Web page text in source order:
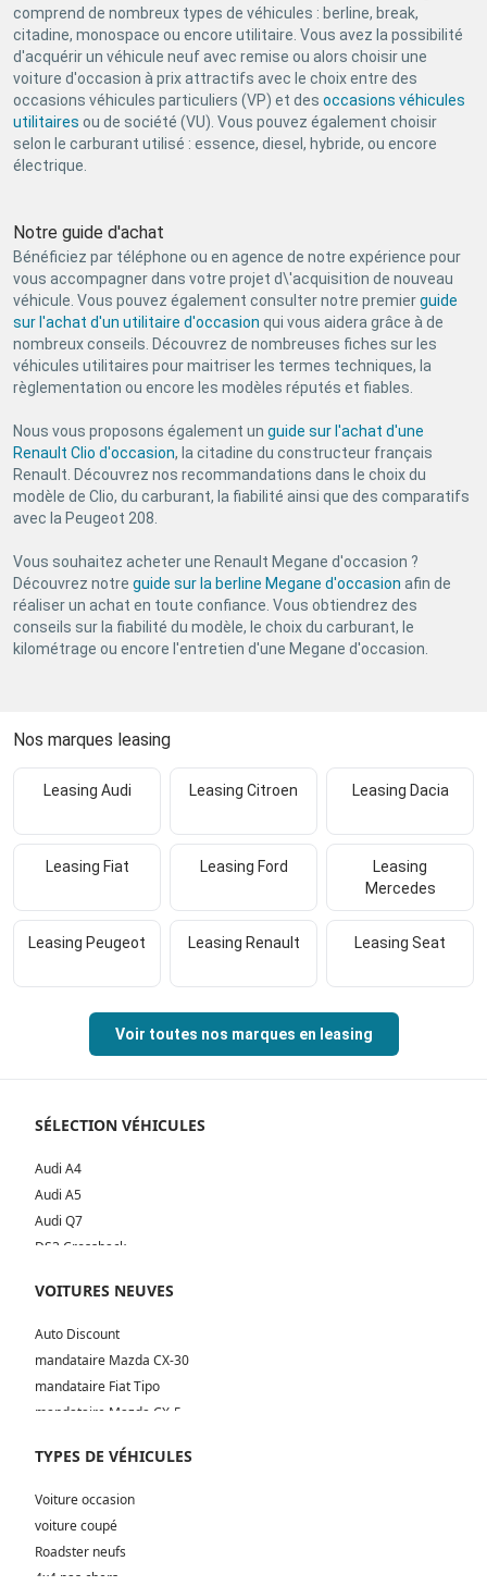
comprend de nombreux types de véhicules : berline, break,
citadine, monospace ou encore utilitaire. Vous avez la possibilité
d'acquérir un véhicule neuf avec remise ou alors choisir une
voiture d'occasion à prix attractifs avec le choix entre des
occasions véhicules particuliers (VP) et des occasions véhicules
utilitaires ou de société (VU). Vous pouvez également choisir
selon le carburant utilisé : essence, diesel, hybride, ou encore
électrique.
Notre guide d'achat
Bénéficiez par téléphone ou en agence de notre expérience pour
vous accompagner dans votre projet d\'acquisition de nouveau
véhicule. Vous pouvez également consulter notre premierguide
sur l'achat d'un utilitaire d'occasion qui vous aidera grâce à de
nombreux conseils. Découvrez de nombreuses fiches sur les
véhicules utilitaires pour maitriser les termes techniques, la
règlementation ou encore les modèles réputés et fiables.
Nous vous proposons également un guide sur l'achat d'une
Renault Clio d'occasion, la citadine du constructeur français
Renault. Découvrez nos recommandations dans le choix du
modèle de Clio, du carburant, la fiabilité ainsi que des comparatifs
avec la Peugeot 208.
Vous souhaitez acheter une Renault Megane d'occasion ?
Découvrez notre guide sur la berline Megane d'occasion afin de
réaliser un achat en toute confiance. Vous obtiendrez des
conseils sur la fiabilité du modèle, le choix du carburant, le
kilométrage ou encore l'entretien d'une Megane d'occasion.
Nos marques leasing
Leasing Audi Leasing Citroen Leasing Dacia
Leasing Fiat Leasing Ford
Leasing
Mercedes
Leasing Peugeot Leasing Renault Leasing Seat
Voir toutes nos marques en leasing
SÉLECTION VÉHICULES
Audi A4
Audi A5
Audi Q7
DS3 Crossback
Mercedes Classe A
Nissan Leaf
Hyundai Tucson
Skoda Octavia
Volkswagen Arteon
Jeep Renegade
Kia Ceed
Peugeot 2008
Bmw Serie 1
VOITURES NEUVES
Auto Discount
mandataire Mazda CX-30
mandataire Fiat Tipo
mandataire Mazda CX-5
mandataire Jaguar E-Pace
TYPES DE VÉHICULES
Voiture occasion
voiture coupé
Roadster neufs
4x4 pas chers